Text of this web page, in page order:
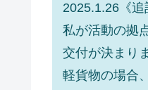
2025.1.26《追
私が活動の拠
交付が決まり
軽貨物の場合、